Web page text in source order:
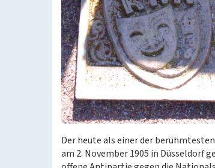
Der heute als einer der
am 2. November 1905 in Düsseldorf